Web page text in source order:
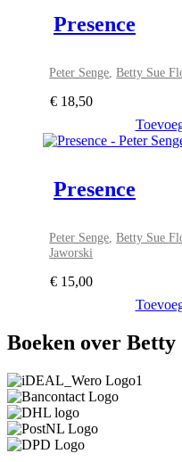
Presence
Peter Senge ,Betty Sue
€ 18,50
Presence
Peter Senge ,Betty Sue
Jaworski
€ 15,00
Boeken over Betty